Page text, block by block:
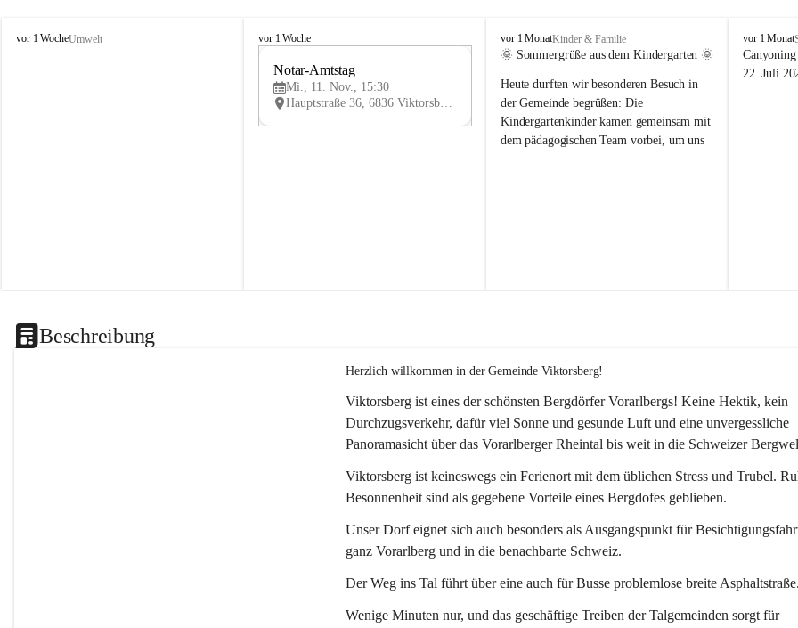
V
vor 1 WocheUmwelt
V
vor 1 Woche
V
Notar-Amtstag
Mi., 11. Nov., 15:30
Hauptstraße 36, 6836 Viktorsberg, AUT
V
i
t
o
r
s
vor 1 MonatKinder & Familie
🌞 Sommergrüße aus dem Kindergarten 🌞
Heute durften wir besonderen Besuch in
der Gemeinde begrüßen: Die
Kindergartenkinder kamen gemeinsam mit
dem pädagogischen Team vorbei, um uns
V
i
k
vor 1 Monat
22. Juli
Beschreibung
Herzlich willkommen in der Gemeinde Viktorsberg!
Viktorsberg ist eines der schönsten Bergdörfer Vorarlbergs! Keine Hektik, kein
Durchzugsverkehr, dafür viel Sonne und gesunde Luft und eine unvergessliche
Panoramasicht über das Vorarlberger Rheintal bis weit in die Schweizer
Viktorsberg ist keineswegs ein Ferienort mit dem üblichen Stress und Trubel.
Besonnenheit sind als gegebene Vorteile eines Bergdofes geblieben.
Unser Dorf eignet sich auch besonders als Ausgangspunkt für
ganz Vorarlberg und in die benachbarte Schweiz.
Der Weg ins Tal führt über eine auch für Busse problemlose breite
Wenige Minuten nur, und das geschäftige Treiben der Talgemeinden sorgt für